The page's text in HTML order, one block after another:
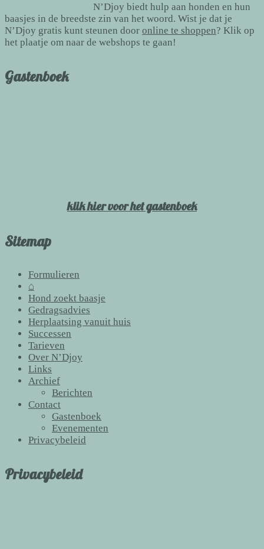
N’Djoy biedt hulp aan honden en hun
baasjes in de breedste zin van het woord. Wist je dat je
N’Djoy gratis kunt steunen door online te shoppen? Klik op
het plaatje om naar de webshops te gaan!
Gastenboek
klik hier voor het gastenboek
Sitemap
Formulieren
⌂
Hond zoekt baasje
Gedragsadvies
Herplaatsing vanuit huis
Successen
Tarieven
Over N’Djoy
Links
Archief
Berichten
Contact
Gastenboek
Evenementen
Privacybeleid
Privacybeleid